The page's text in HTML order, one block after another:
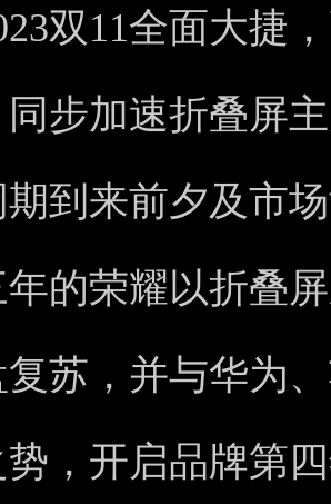
双11全面大捷
步加速折叠屏
到来前夕及市
的荣耀以折叠
苏，并与华为
，开启品牌第